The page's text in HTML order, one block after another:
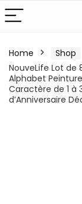
Home Shop
NouveLife Lot de
Alphabet
Caractère de 1 à
d’Anniversaire